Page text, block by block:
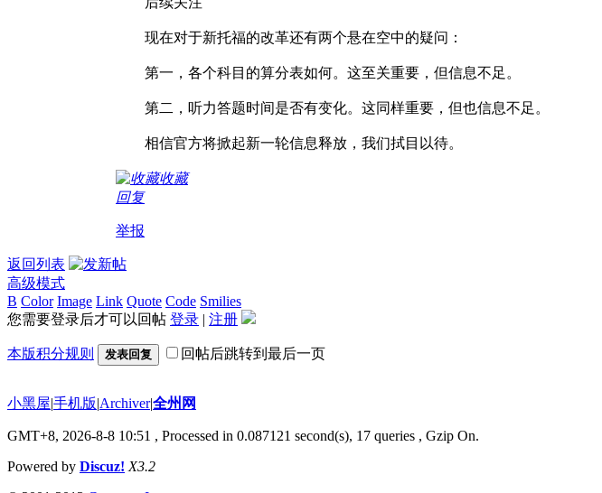
现在对于新托福的改革还有两个悬在空中的疑问：
第一，各个科目的算分表如何。这至关重要，但信息不足。
第二，听力答题时间是否有变化。这同样重要，但也信息不足。
相信官方将掀起新一轮信息释放，我们拭目以待。
收藏
回复
举报
返回列表
高级模式
B Color Image Link Quote Code Smilies
您需要登录后才可以回帖 登录 | 注册
本版积分规则 发表回复 回帖后跳转到最后一页
小黑屋|手机版|Archiver|全州网
GMT+8, 2026-8-8 10:51 , Processed in 0.087121 second(s), 17 queries , Gzip On.
Powered by Discuz! X3.2